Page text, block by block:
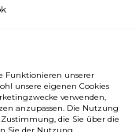
Funktionieren unserer
unsere eigenen Cookies
verwenden,
anzupassen. Die Nutzung
die Sie über die